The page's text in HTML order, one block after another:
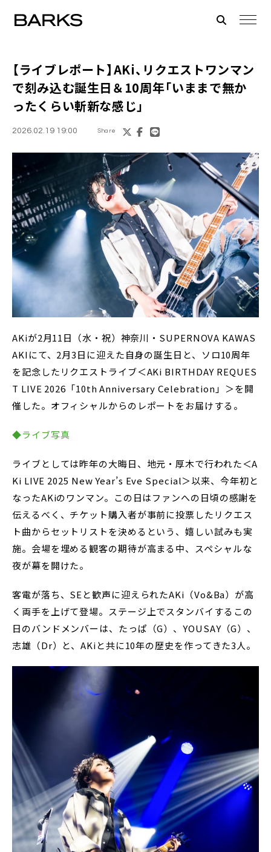
【ライブレポート】AKi、リクエストワンマン
で刻み込む誕生日＆10周年「いままで無か
ったくらい斬新な感じ」
2026.02.19 19:00 Share
AKiが2月11日（水・祝）神奈川・SUPERNOVA KAWAS
AKIにて、2月3日に迎えた自身の誕生日と、ソロ10周年
を記念したリクエストライブ＜AKi BIRTHDAY REQUES
T LIVE 2026「10th Anniversary Celebration」＞を開
催した。オフィシャルからのレポートをお届けする。
◆ライブ写真
ライブとしては昨年の大晦日、地元・厚木で行われた＜A
Ki LIVE 2025 New Year’s Eve Special＞以来、今年初と
なったAKiのワンマン。この日はファンへの日頃の感謝を
伝えるべく、チケット購入者が事前に投票したリクエス
ト曲からセットリストを決めるという、嬉しい試みも実
施。会場を埋める観客の期待が高まる中、スペシャルな
夜が幕を開けた。
客電が落ち、SEと歓声に迎えられたAKi（Vo&Ba）が高
く両手を上げて登場。ステージ上でスタンバイするこの
日のバンドメンバーは、たっぱ（G）、YOUSAY（G）、
志雄（Dr）と、AKiと共に10年の歴史を作ってきた3人。